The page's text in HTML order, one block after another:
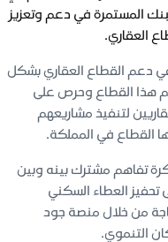
المستمرة في دعم وتعزيز
العقاري.
دعم القطاع العقاري بشكل
هذا القطاع وحرص على
لتنفيذ مشاريعهم
القطاع في المملكة.
تفاهم مشترك بينه وبين
العطاء السكني
من خلال منصة جود
التنموي.